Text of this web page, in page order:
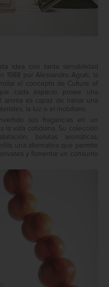
idea con tanta sensibilidad
1988 por Alessandro Agrati, la
el concepto de Culture of
cada espacio posee una
es capaz de narrar una
la luz o el mobiliario.
sus fragancias en un
la vida cotidiana. Su colección
bolsitas aromáticas,
, una alternativa que permite
y fomentar un consumo